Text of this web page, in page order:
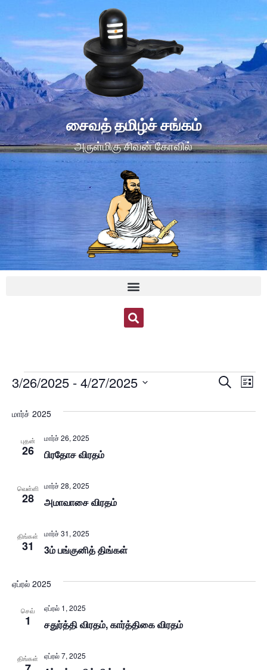
சைவத் தமிழ்ச் சங்கம்
அருள்மிகு சிவன் கோவில்
Search
List
3/26/2025 - 4/27/2025
மார்ச் 2025
புதன்
26 பிரதோச விரதம்
மார்ச் 26, 2025
வெள்ளி
28 அமாவாசை விரதம்
மார்ச் 28, 2025
திங்கள்
31 3ம் பங்குனித் திங்கள்
மார்ச் 31, 2025
ஏப்ரல் 2025
செவ்
1 சதுர்த்தி விரதம், கார்த்திகை விரதம்
ஏப்ரல் 1, 2025
திங்கள் ஏப்ரல் 7, 2025